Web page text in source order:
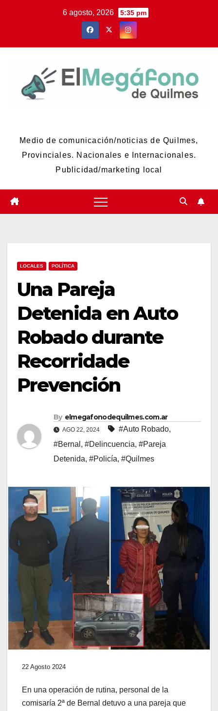
6 agosto, 2026 5:35 pm
Medio de comunicación/noticias de Quilmes,
Provinciales. Nacionales e Internacionales.
Publicidad/marketing local
LOCALES POLÍTICA
Una Pareja
Detenida en Auto
Robado durante
Recorridade
Prevención
By elmegafonodequilmes.com.ar
AGO 22, 2024 #Auto Robado,
#Bernal , #Delincuencia, #Pareja
Detenida, #Policía, #Quilmes
22 Agosto 2024
En una operación de rutina, personal de la
comisaría 2ª de Bernal detuvo a una pareja que